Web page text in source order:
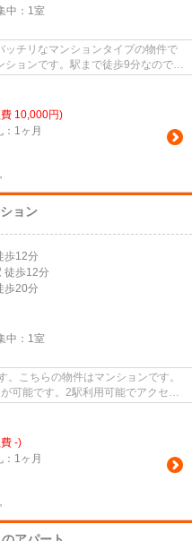
中： 1室
ッチリなマンションタイプの物件で
ョンです。駅まで徒歩9分なので、
10,000円)
1ヶ月
ョン
歩12分
徒歩12分
歩20分
中： 1室
こちらの物件はマンションです。
可能です。2駅利用可能でアクセス
-)
1ヶ月